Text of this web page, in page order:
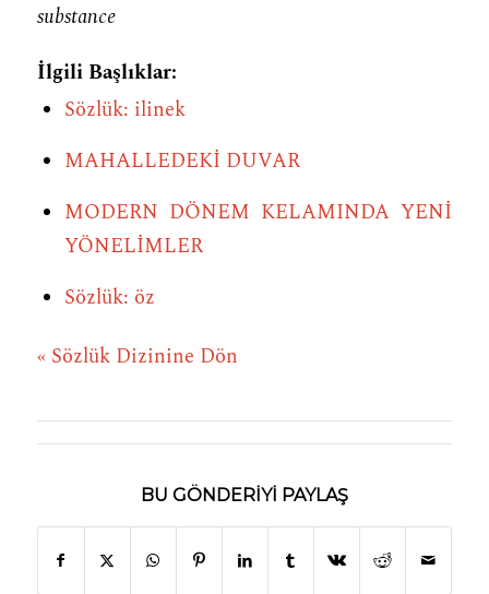
substance
İlgili Başlıklar:
Sözlük: ilinek
MAHALLEDEKİ DUVAR
MODERN DÖNEM KELAMINDA YENİ
YÖNELİMLER
Sözlük: öz
« Sözlük Dizinine Dön
BU GÖNDERIYI PAYLAŞ